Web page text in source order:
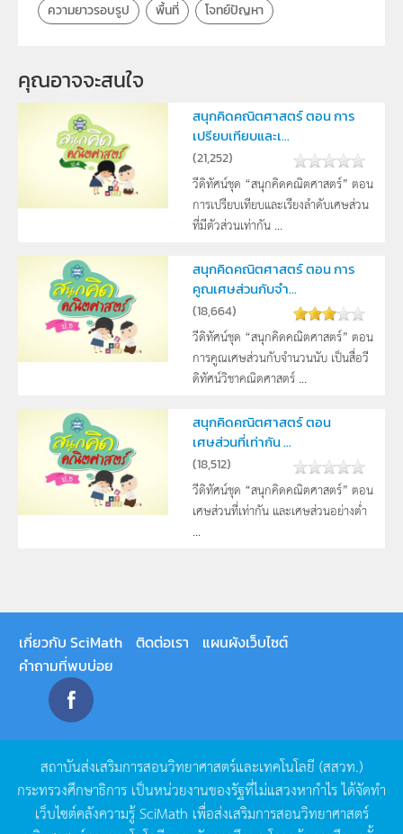
ความยาวรอบรูป
พื้นที่ โจทย์ปัญหา
คุณอาจจะสนใจ
สนุกคิดคณิตศาสตร์ ตอน การ
เปรียบเทียบและเ...
(21,252)
วีดิทัศน์ชุด “สนุกคิดคณิตศาสตร์” ตอน
การเปรียบเทียบและเรียงลำดับเศษส่วน
ที่มีตัวส่วนเท่ากัน ...
สนุกคิดคณิตศาสตร์ ตอน การ
คูณเศษส่วนกับจำ...
(18,664)
วีดิทัศน์ชุด “สนุกคิดคณิตศาสตร์” ตอน
การคูณเศษส่วนกับจำนวนนับ เป็นสื่อวี
ดิทัศน์วิชาคณิตศาสตร์ ...
สนุกคิดคณิตศาสตร์ ตอน
เศษส่วนที่เท่ากัน ...
(18,512)
วีดิทัศน์ชุด “สนุกคิดคณิตศาสตร์” ตอน
เศษส่วนที่เท่ากัน และเศษส่วนอย่างต่ำ
...
เกี่ยวกับ SciMath ติดต่อเรา
แผนผังเว็บไซต์
คำถามที่พบบ่อย
สถาบันส่งเสริมการสอนวิทยาศาสตร์และเทคโนโลยี (สสวท.)
กระทรวงศึกษาธิการ เป็นหน่วยงานของรัฐที่ไม่แสวงหากำไรได้จัดทำ
เว็บไซต์คลังความรู้SciMath เพื่อส่งเสริมการสอนวิทยาศาสตร์